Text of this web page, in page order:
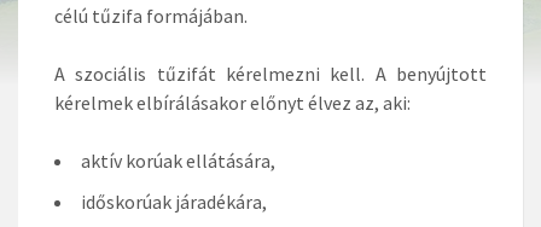
célú tűzifa formájában.
A szociális tűzifát kérelmezni kell. A benyújtott
kérelmek elbírálásakor előnyt élvez az, aki:
aktív korúak ellátására,
időskorúak járadékára,